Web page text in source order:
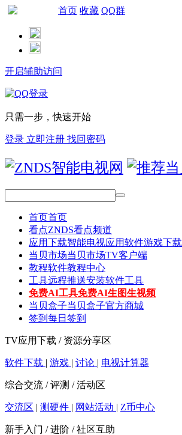
首页 收藏 QQ群
开启辅助访问
只需一步，快速开始
登录 立即注册 找回密码
首页首页
看点ZNDS看点频道
应用下载智能电视应用软件游戏下载
当贝市场当贝市场TV客户端
教程软件教程中心
工具远程推送安装软件工具
免费AI工具免费AI生图生视频
当贝盒子当贝盒子官方商城
签到 每日签到
TV应用下载 / 资源分享区
软件下载 | 游戏 | 讨论 | 电视计算器
综合交流 / 评测 / 活动区
交流区 | 测硬件 | 网站活动 | Z币中心
新手入门 / 进阶 / 社区互助